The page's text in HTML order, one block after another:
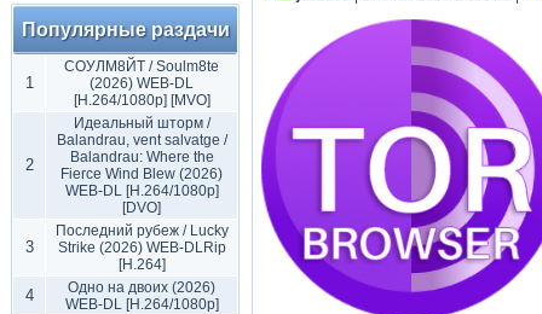
Популярные раздачи
1
СОУЛМ8ЙТ / Soulm8te
(2026) WEB-DL
[H.264/1080p] [MVO]
2
Идеальный шторм /
Balandrau, vent salvatge /
Balandrau: Where the
Fierce Wind Blew (2026)
WEB-DL [H.264/1080p]
[DVO]
3
Последний рубеж / Lucky
Strike (2026) WEB-DLRip
[H.264]
4
Одно на двоих (2026)
WEB-DL [H.264/1080p]